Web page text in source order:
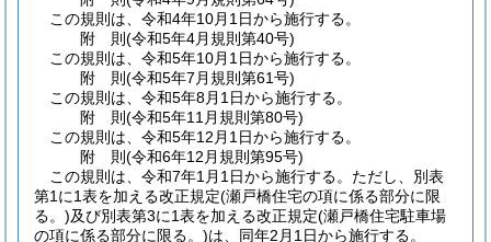
この規則は、令和4年10月1日から施行する。
附 則(令和5年4月規則第40号)
この規則は、令和5年10月1日から施行する。
附 則(令和5年7月規則第61号)
この規則は、令和5年8月1日から施行する。
附 則(令和5年11月規則第80号)
この規則は、令和5年12月1日から施行する。
附 則(令和6年12月規則第95号)
この規則は、令和7年1月1日から施行する。 ただし、別表
第1に1表を加える改正規定(瀬戸橋住宅の項に係る部分に限
る。)及び別表第3に1表を加える改正規定(瀬戸橋住宅駐車場
の項に係る部分に限る。)は、同年2月1日から施行する。